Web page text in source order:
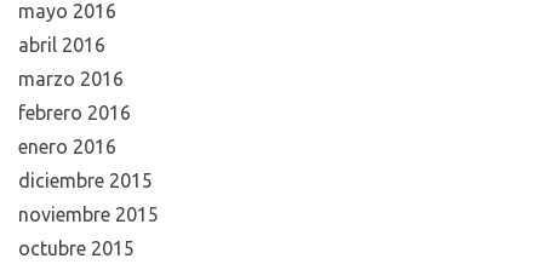
mayo 2016
abril 2016
marzo 2016
febrero 2016
enero 2016
diciembre 2015
noviembre 2015
octubre 2015